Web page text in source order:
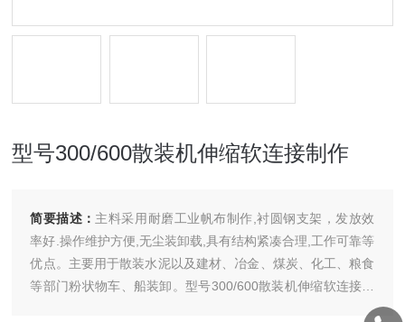
型号300/600散装机伸缩软连接制作
简要描述： 主料采用耐磨工业帆布制作,衬圆钢支架，发放效
率好.操作维护方便,无尘装卸载,具有结构紧凑合理,工作可靠等
优点。主要用于散装水泥以及建材、冶金、煤炭、化工、粮食
等部门粉状物车、船装卸。型号300/600散装机伸缩软连接制